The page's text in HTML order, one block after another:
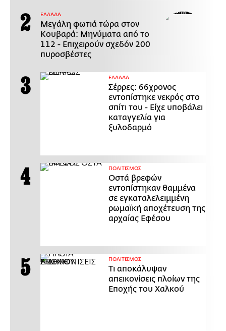
ΕΛΛΑΔΑ
Μεγάλη φωτιά τώρα στον
Κουβαρά: Μηνύματα από το
112 - Επιχειρούν σχεδόν 200
πυροσβέστες
ΕΛΛΑΔΑ
Σέρρες: 66χρονος
εντοπίστηκε νεκρός στο
σπίτι του - Είχε υποβάλει
καταγγελία για
ξυλοδαρμό
ΠΟΛΙΤΙΣΜΟΣ
Οστά βρεφών
εντοπίστηκαν θαμμένα
σε εγκαταλελειμμένη
ρωμαϊκή αποχέτευση της
αρχαίας Εφέσου
ΠΟΛΙΤΙΣΜΟΣ
Τι αποκάλυψαν
απεικονίσεις πλοίων της
Εποχής του Χαλκού